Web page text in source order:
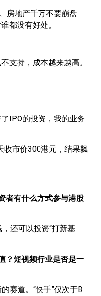
。房地产千万不要崩盘！
都没有好处。
支持，成本越来越高。
IPO的投资，我的业务
收市价300港元，结果飙
者有什么方式参与港股
还可以投资“打新基
？短视频行业是否是一
赛道。“快手”仅次于B